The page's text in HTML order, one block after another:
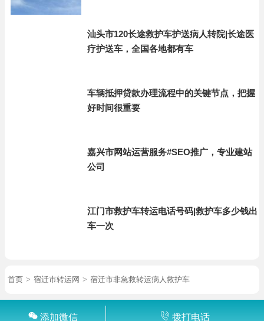
汕头市120长途救护车护送病人转院|长途医
疗护送车，全国各地都有车
车辆抵押贷款办理流程中的关键节点，把握
好时间很重要
嘉兴市网站运营服务#SEO推广，专业建站
公司
江门市救护车转运电话号码|救护车多少钱出
车一次
首页 > 宿迁市转运网 > 宿迁市非急救转运病人救护车
添加微信 拨打电话